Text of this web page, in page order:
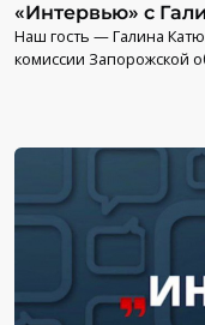
«Интервью» с
Наш гость — Галина
комиссии Запорожской